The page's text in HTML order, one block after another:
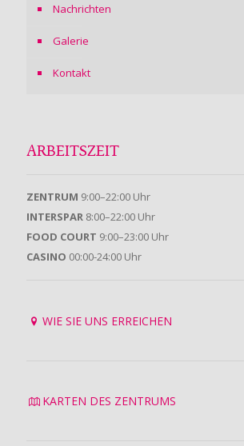
Nachrichten
Galerie
Kontakt
ARBEITSZEIT
ZENTRUM 9:00–22:00 Uhr
INTERSPAR 8:00–22:00 Uhr
FOOD COURT 9:00–23:00 Uhr
CASINO 00:00-24:00 Uhr
WIE SIE UNS ERREICHEN
KARTEN DES ZENTRUMS